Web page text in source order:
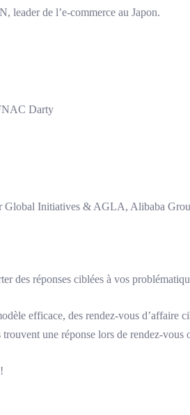
de l’e-commerce au Japon.
Darty
Global Initiatives & AGLA, Alibaba
des réponses ciblées à vos
efficace, des rendez-vous d’affaire
une réponse lors de rendez-vous
!